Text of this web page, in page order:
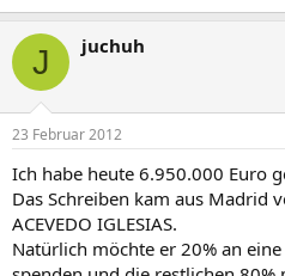
J juchuh
23 Februar 2012
Ich habe heute 6.950.000 Euro
Das Schreiben kam aus Madrid
ACEVEDO IGLESIAS.
Natürlich möchte er 20% an